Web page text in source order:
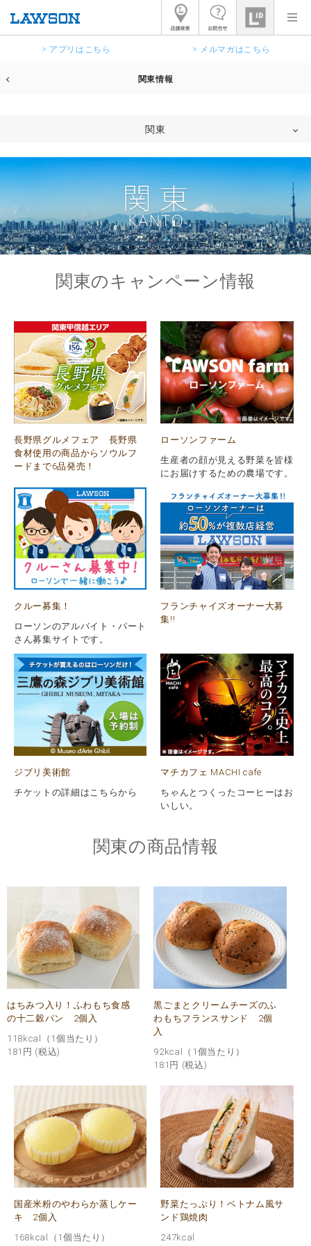
> アプリはこちら > メルマガはこちら
関東情報
関東
関東のキャンペーン情報
長野県グルメフェア 長野県
食材使用の商品からソウルフ
ードまで6品発売！
ローソンファーム
生産者の顔が見える野菜を皆様
にお届けするための農場です。
クルー募集！
ローソンのアルバイト・パート
さん募集サイトです。
フランチャイズオーナー大募
集!!
ジブリ美術館
チケットの詳細はこちらから
マチカフェ MACHI cafe
ちゃんとつくったコーヒーはお
いしい。
関東の商品情報
はちみつ入り！ふわもち食感
の十二穀パン 2個入
118kcal（1個当たり）
181円 (税込)
黒ごまとクリームチーズのふ
わもちフランスサンド 2個
入
92kcal（1個当たり）
181円 (税込)
国産米粉のやわらか蒸しケー
キ 2個入
168kcal（1個当たり）
野菜たっぷり！ベトナム風サ
ンド鶏焼肉
247kcal